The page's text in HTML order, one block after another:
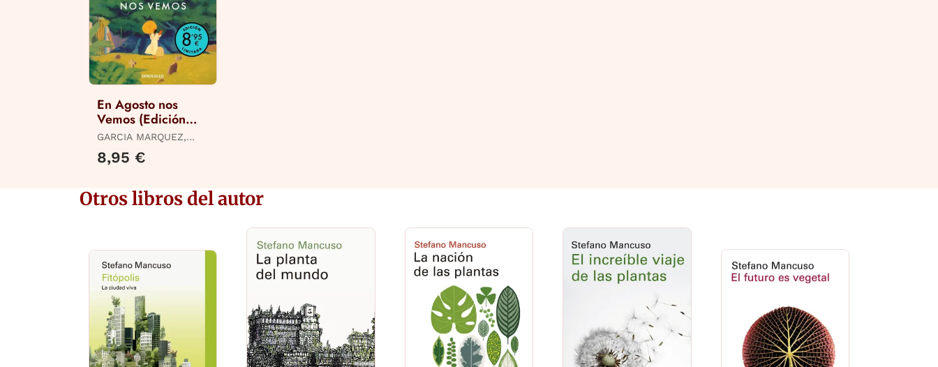
En Agosto nos
Vemos (Edición
Limitada)
GARCIA MARQUEZ,
GABRIEL
8,95 €
Otros libros del autor